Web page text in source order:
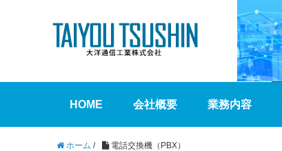
HOME 会社概要 業務内容
ホーム / 電話交換機（PBX）